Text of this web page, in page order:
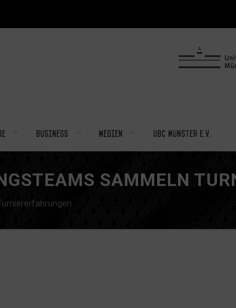
Business Medien UBC Münster e.V.
SAMMELN